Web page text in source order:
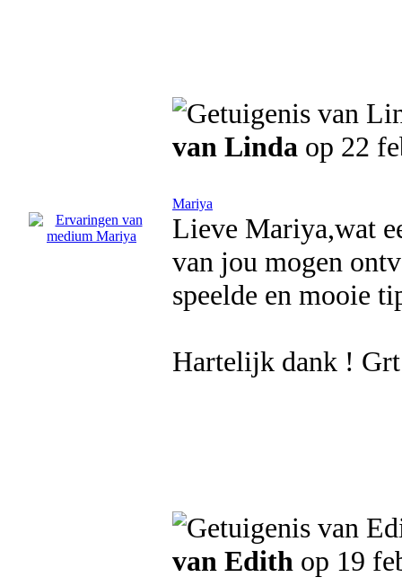
van Linda op 22
Mariya
Lieve Mariya,wat
van jou mogen
speelde en mooie
Hartelijk dank !
van Edith op 19